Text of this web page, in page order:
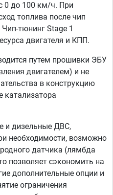
0 до 100 км/ч. При
топлива после чип
тюнинг Stage 1
двигателя и КПП.
путем прошивки ЭБУ
двигателем) и не
в конструкцию
катализатора
и дизельные ДВС,
необходимости, возможно
датчика (лямбда
позволяет сэкономить на
дополнительные опции и
ограничения